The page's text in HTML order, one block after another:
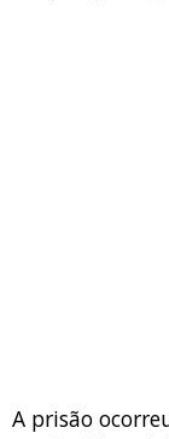
A prisão